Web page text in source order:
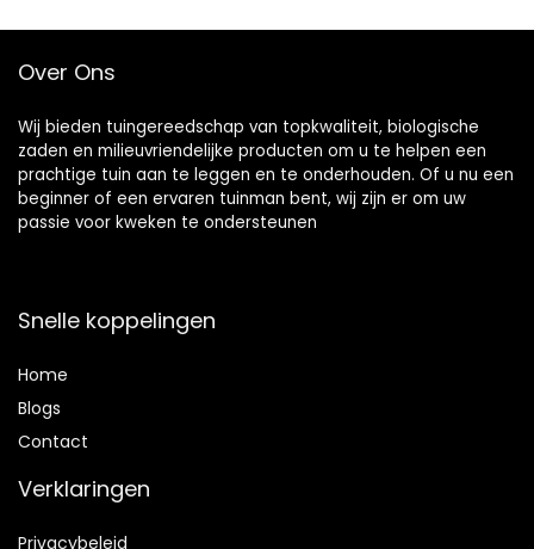
Over Ons
Wij bieden tuingereedschap van topkwaliteit, biologische
zaden en milieuvriendelijke producten om u te helpen een
prachtige tuin aan te leggen en te onderhouden. Of u nu een
beginner of een ervaren tuinman bent, wij zijn er om uw
passie voor kweken te ondersteunen
Snelle koppelingen
Home
Blogs
Contact
Verklaringen
Privacybeleid